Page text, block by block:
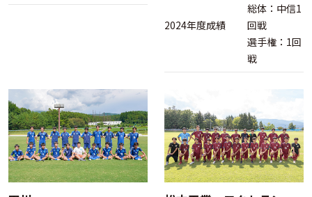
2024年度成績
総体：中信1
回戦
選手権：1回
戦